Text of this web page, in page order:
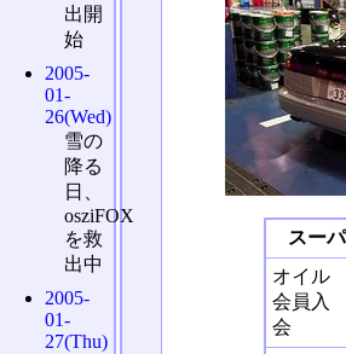
スー
オイル
会員入
会
出開
始
2005-
01-
26(Wed)
雪の
降る
日、
osziFOX
を救
出中
2005-
01-
27(Thu)